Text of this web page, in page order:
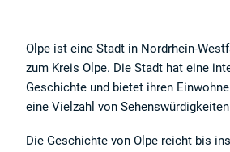
Olpe ist eine Stadt in Nordrhein-
zum Kreis Olpe. Die Stadt hat eine
Geschichte und bietet ihren
eine Vielzahl von
Die Geschichte von Olpe reicht bis